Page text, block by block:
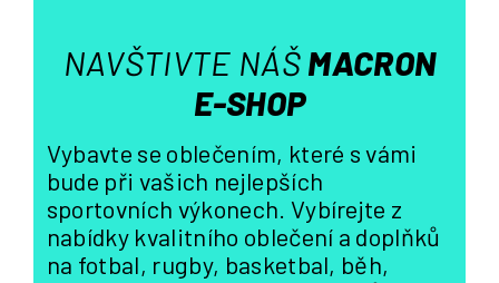
p
i
s
NAVŠTIVTE NÁŠMACRON
E-SHOP
Vybavte se oblečením, které s vámi
bude při vašich nejlepších
sportovních výkonech. Vybírejte z
nabídky kvalitního oblečení a doplňků
na fotbal, rugby, basketbal, běh,